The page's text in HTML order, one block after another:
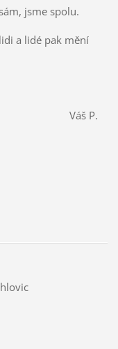
jsme spolu.
a lidé pak mění
Váš P.